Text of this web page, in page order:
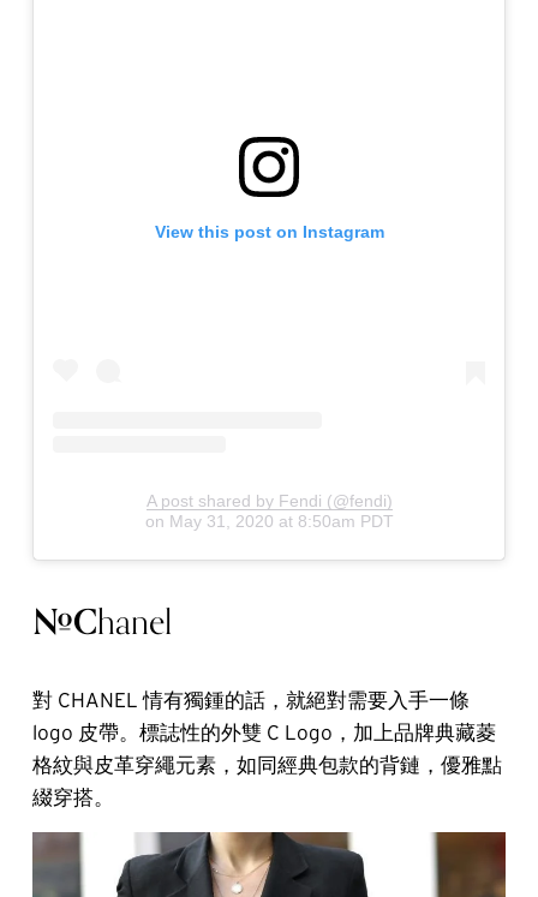
View this post on Instagram
A post shared by Fendi (@fendi)
on May 31, 2020 at 8:50am PDT
#Chanel
對 CHANEL 情有獨鍾的話，就絕對需要入手一條
logo 皮帶。標誌性的外雙 C Logo，加上品牌典藏菱
格紋與皮革穿繩元素，如同經典包款的背鏈，優雅點
綴穿搭。